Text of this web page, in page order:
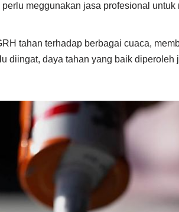
meggunakan jasa profesional untuk
tahan terhadap berbagai cuaca,
diingat, daya tahan yang baik diperoleh